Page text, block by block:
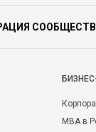
MBA в